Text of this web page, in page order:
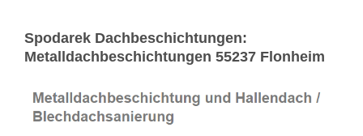
Spodarek Dachbeschichtungen:
Metalldachbeschichtungen 55237 Flonheim